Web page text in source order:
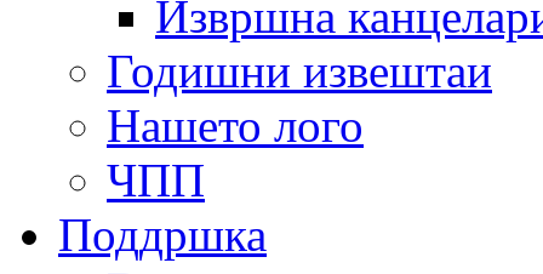
Извршна
Годишни извештаи
Нашето лого
ЧПП
Поддршка